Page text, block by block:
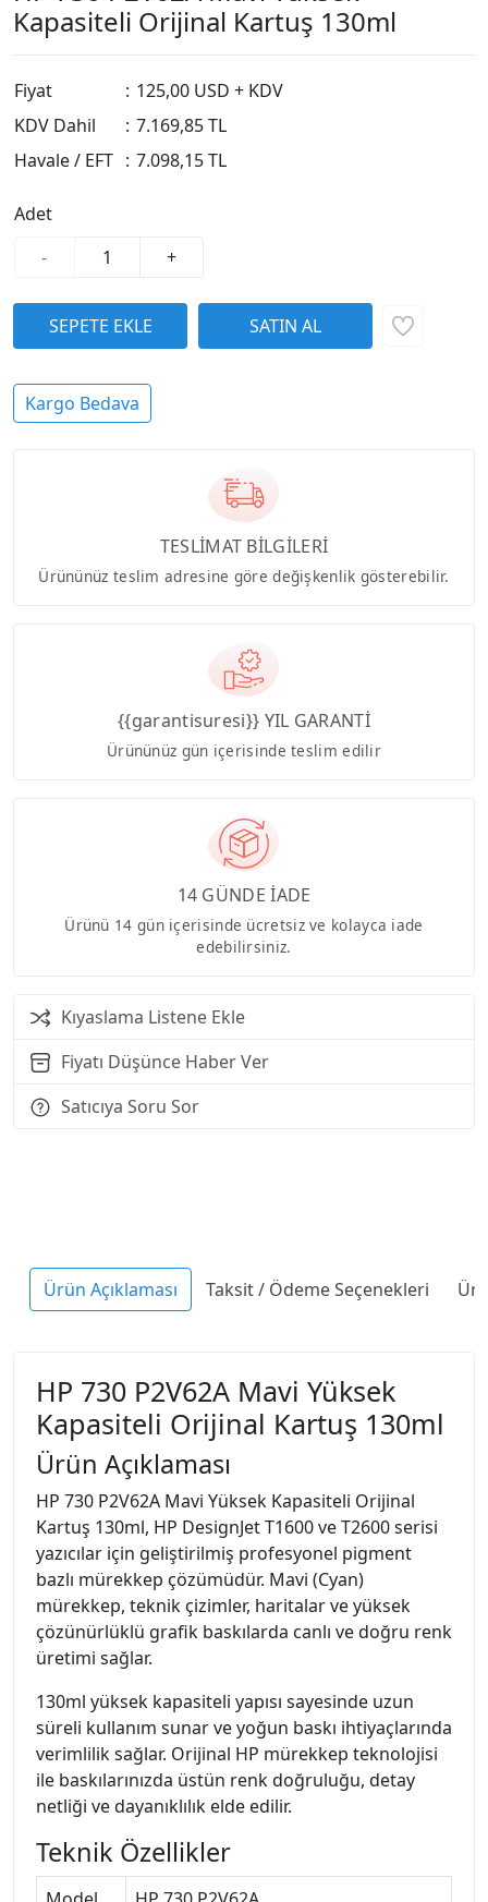
Kapasiteli Orijinal Kartuş 130ml
Fiyat : 125,00 USD + KDV
KDV Dahil
: 7.169,85 TL
Havale / EFT : 7.098,15 TL
Adet
-
+
Kargo Bedava
TESLİMAT BİLGİLERİ
Ürününüz teslim adresine göre değişkenlik gösterebilir.
{{garantisuresi}} YIL GARANTİ
Ürününüz gün içerisinde teslim edilir
14 GÜNDE İADE
Ürünü 14 gün içerisinde ücretsiz ve kolayca iade
edebilirsiniz.
Kıyaslama Listene Ekle
Fiyatı Düşünce Haber Ver
Satıcıya Soru Sor
Ürün Açıklaması Taksit / Ödeme Seçenekleri
HP 730 P2V62A Mavi Yüksek
Kapasiteli Orijinal Kartuş 130ml
Ürün Açıklaması
HP 730 P2V62A Mavi Yüksek Kapasiteli Orijinal
Kartuş 130ml, HP DesignJet T1600 ve T2600 serisi
yazıcılar için geliştirilmiş profesyonel pigment
bazlı mürekkep çözümüdür. Mavi (Cyan)
mürekkep, teknik çizimler, haritalar ve yüksek
çözünürlüklü grafik baskılarda canlı ve doğru renk
üretimi sağlar.
130ml yüksek kapasiteli yapısı sayesinde uzun
süreli kullanım sunar ve yoğun baskı ihtiyaçlarında
verimlilik sağlar. Orijinal HP mürekkep teknolojisi
ile baskılarınızda üstün renk doğruluğu, detay
netliği ve dayanıklılık elde edilir.
Teknik Özellikler